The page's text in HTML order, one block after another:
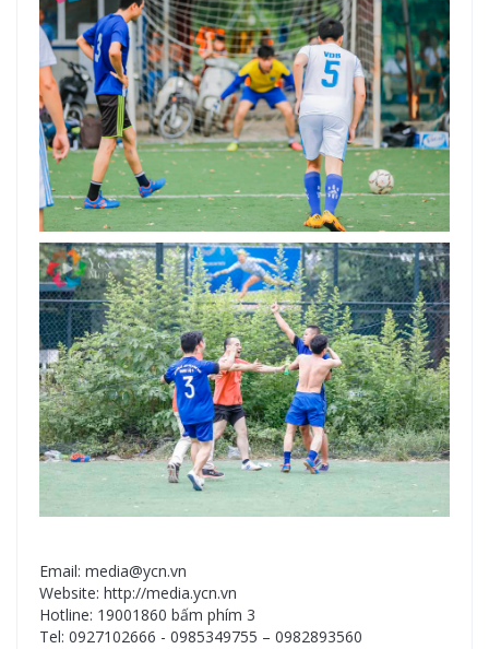
Email: media@ycn.vn
Website: http://media.ycn.vn
Hotline: 19001860 bấm phím 3
Tel: 0927102666 - 0985349755 – 0982893560